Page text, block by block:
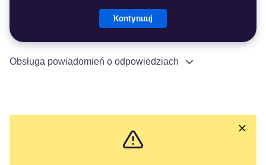
Kontynuuj
Obsługa powiadomień o odpowiedziach